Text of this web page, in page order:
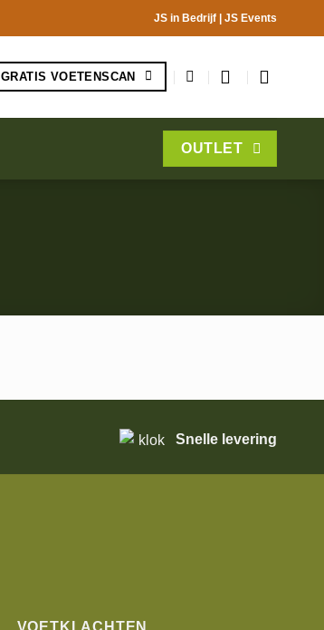
JS in Bedrijf | JS Events
GRATIS VOETENSCAN
OUTLET
Snelle levering
VOETKLACHTEN